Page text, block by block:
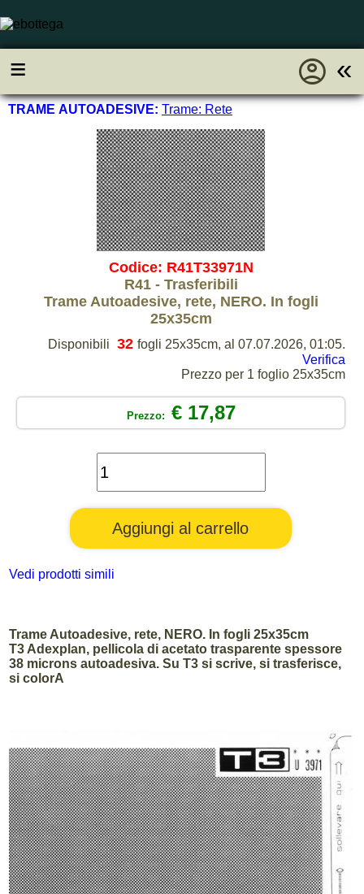
≡ «
account_circle
TRAME AUTOADESIVE: Trame: Rete
Codice: R41T33971N
R41 - Trasferibili
Trame Autoadesive, rete, NERO. In fogli
25x35cm
Disponibili 32 fogli 25x35cm, al 07.07.2026, 01:05.
Verifica
Prezzo per 1 foglio 25x35cm
Prezzo: € 17,87
Vedi prodotti simili
Trame Autoadesive, rete, NERO. In fogli 25x35cm
T3 Adexplan, pellicola di acetato trasparente spessore
38 microns autoadesiva. Su T3 si scrive, si trasferisce,
si colorA